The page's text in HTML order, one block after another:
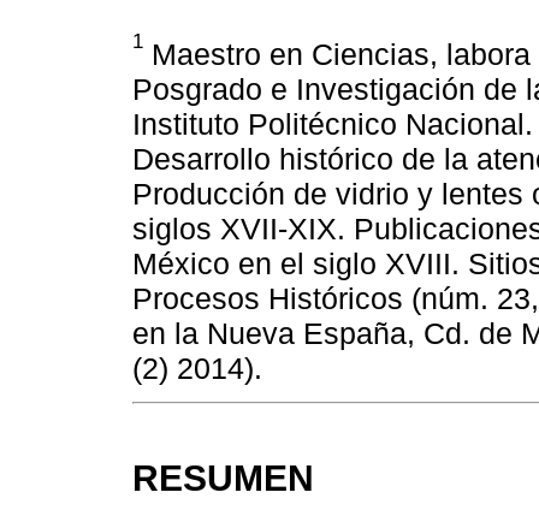
1 Maestro en Ciencias,
Posgrado e Investigación de
Instituto Politécnico
Desarrollo histórico de la
Producción de vidrio y
siglos XVII-XIX.
México en el siglo XVIII.
Procesos Históricos (núm.
en la Nueva España, Cd. de
(2) 2014).
RESUMEN